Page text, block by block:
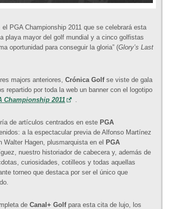
PGA Championship 2011 que se celebrará esta
playa mayor del golf mundial y a cinco golfistas
oportunidad para conseguir la gloria” (Glory’s Last
majors anteriores, Crónica Golfse viste de gala
repartido por toda la web un banner con el logotipo
Championship 2011 .
de artículos centrados en este PGA
a la espectacular previa de Alfonso Martínez
Hagen, plusmarquista en el PGA
nuestro historiador de cabecera y, además de
curiosidades, cotilleos y todas aquellas
torneo que destaca por ser el único que
de Canal+ Golfpara esta cita de lujo, los